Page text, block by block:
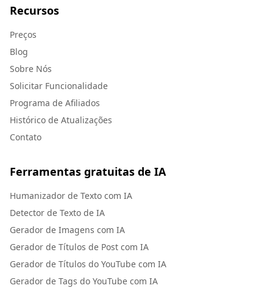
Recursos
Preços
Blog
Sobre Nós
Solicitar Funcionalidade
Programa de Afiliados
Histórico de Atualizações
Contato
Ferramentas gratuitas de IA
Humanizador de Texto com IA
Detector de Texto de IA
Gerador de Imagens com IA
Gerador de Títulos de Post com IA
Gerador de Títulos do YouTube com IA
Gerador de Tags do YouTube com IA